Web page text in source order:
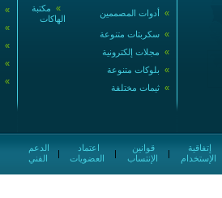
»
»
»
»
»
» مكتبة
الهاكات
» أدوات المصممين
» سكربتات متنوعة
» مجلات إلكترونية
» بلوكات متنوعة
» ثيمات مختلفة
الفني
|
العضويات
|
الإنتساب
|
الإستخدام